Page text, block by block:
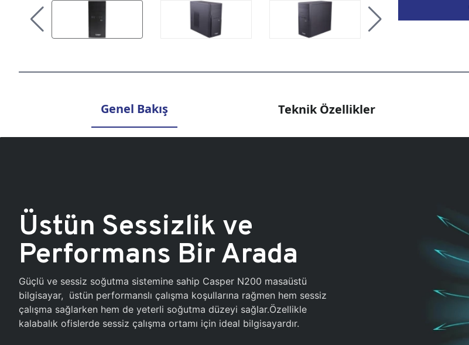
Genel Bakış Teknik Özellikler
Üstün Sessizlik ve
Performans Bir Arada
Güçlü ve sessiz soğutma sistemine sahip Casper N200 masaüstü
bilgisayar, üstün performanslı çalışma koşullarına rağmen hem sessiz
çalışma sağlarken hem de yeterli soğutma düzeyi sağlar.Özellikle
kalabalık ofislerde sessiz çalışma ortamı için ideal bilgisayardır.